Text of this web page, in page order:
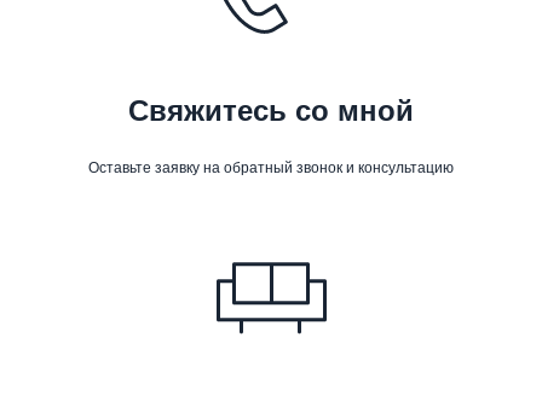
Свяжитесь со мной
Оставьте заявку на обратный звонок и консультацию